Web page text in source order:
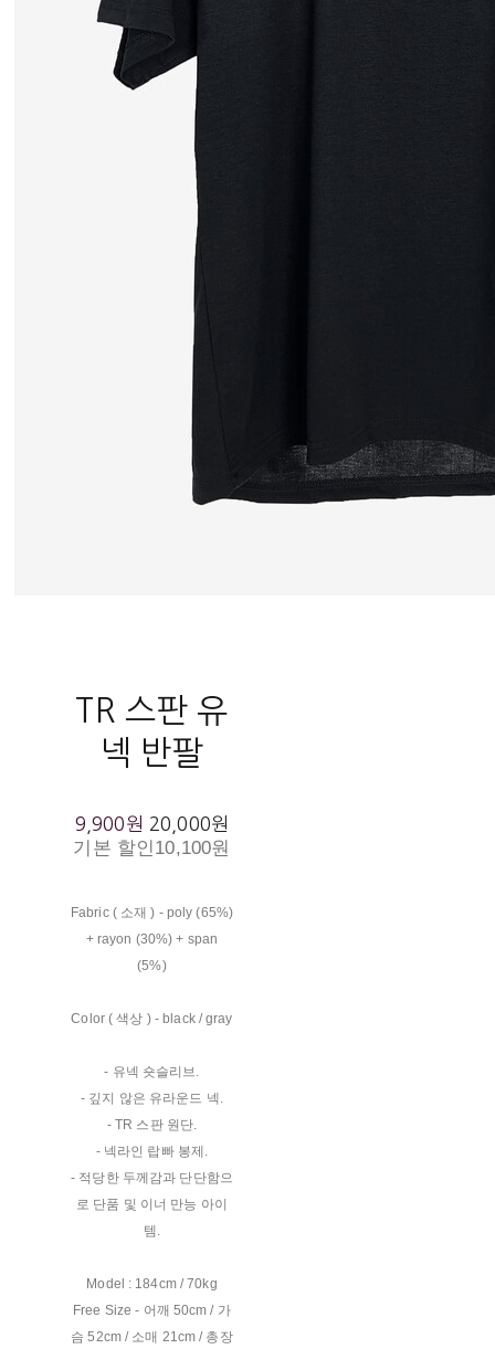
TR 스판 유
넥 반팔
9,900원 20,000원
기본 할인10,100원
Fabric ( 소재 ) - poly (65%)
+ rayon (30%) + span
(5%)
Color ( 색상 ) - black / gray
- 유넥 숏슬리브.
- 깊지 않은 유라운드 넥.
- TR 스판 원단.
- 넥라인 랍빠 봉제.
- 적당한 두께감과 단단함으
로 단품 및 이너 만능 아이
템.
Model : 184cm / 70kg
Free Size - 어깨 50cm / 가
슴 52cm / 소매 21cm / 총장